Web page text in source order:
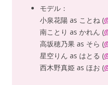
モデル：
小泉花陽 as ことね (
南ことり as かれん (
高坂穂乃果 as そら (
星空りん as はとる (
西木野真姫 as ほお (